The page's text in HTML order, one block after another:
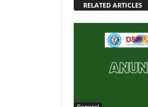
RELATED ARTICLES